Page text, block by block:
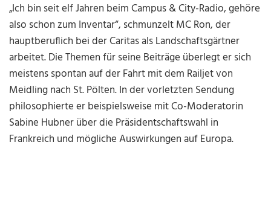
„Ich bin seit elf Jahren beim Campus & City-Radio, gehöre
also schon zum Inventar“, schmunzelt MC Ron, der
hauptberuflich bei der Caritas als Landschaftsgärtner
arbeitet. Die Themen für seine Beiträge überlegt er sich
meistens spontan auf der Fahrt mit dem Railjet von
Meidling nach St. Pölten. In der vorletzten Sendung
philosophierte er beispielsweise mit Co-Moderatorin
Sabine Hubner über die Präsidentschaftswahl in
Frankreich und mögliche Auswirkungen auf Europa.